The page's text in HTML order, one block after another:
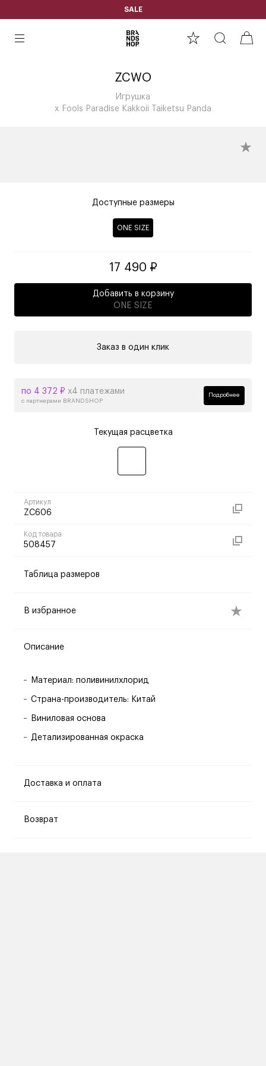
SALE
ZCWO
Игрушка
x Fools Paradise Kakkoii Taiketsu Panda
Доступные размеры
ONE SIZE
17 490 ₽
Добавить в корзину
ONE SIZE
Заказ в один клик
по 4 372 ₽ х4 платежами
с партнерами BRANDSHOP
Подробнее
Текущая расцветка
Артикул
ZC606
Код товара
508457
Таблица размеров
В избранное
Описание
Материал: поливинилхлорид
Страна-производитель: Китай
Виниловая основа
Детализированная окраска
Доставка и оплата
Возврат